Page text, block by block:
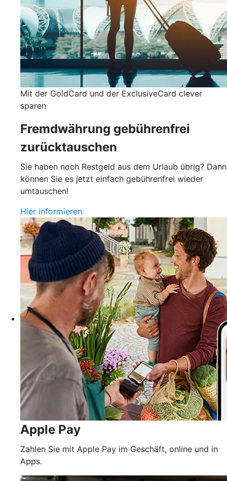
Mit der GoldCard und der ExclusiveCard clever
sparen
Fremdwährung gebührenfrei
zurücktauschen
Sie haben noch Restgeld aus dem Urlaub übrig? Dann
können Sie es jetzt einfach gebührenfrei wieder
umtauschen!
Hier informieren
Apple Pay
Zahlen Sie mit Apple Pay im Geschäft, online und in
Apps.